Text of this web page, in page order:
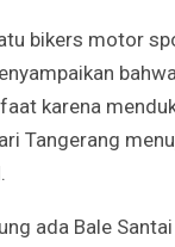
bikers motor
karena
Tangerang
ada Bale